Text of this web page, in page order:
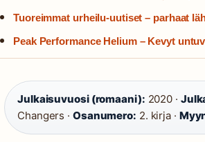
Tuoreimmat urheilu-uutiset – parhaat
Peak Performance Helium – Kevyt
Julkaisuvuosi (romaani): 2020 ·
Changers · Osanumero: 2. kirja ·